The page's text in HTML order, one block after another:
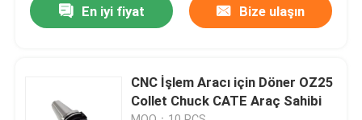
Bir teklif isteği
SK Alet Tutucu
En iyi fiyat Bize ulaşın
CNC İşlem Aracı için Döner OZ25
Collet Chuck CATE Araç Sahibi